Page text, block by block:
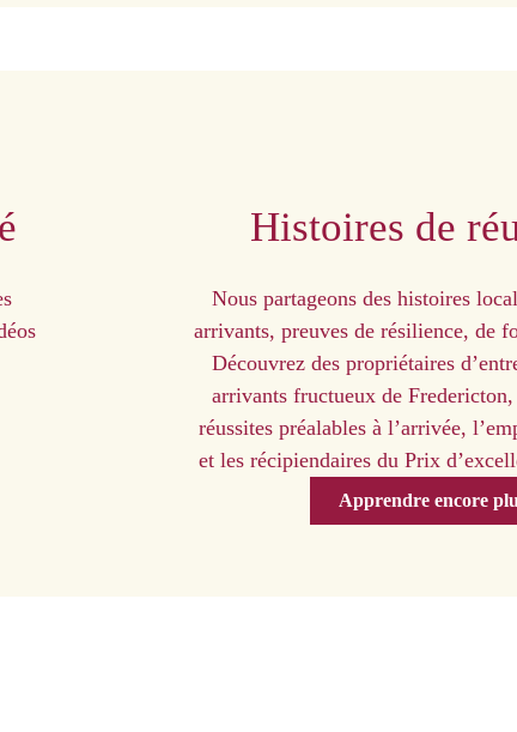
Histoires de
Nous partageons des histoires
arrivants, preuves de résilience, de
Découvrez des propriétaires
arrivants fructueux de
réussites préalables à l’arrivée,
et les récipiendaires du Prix
Apprendre encore